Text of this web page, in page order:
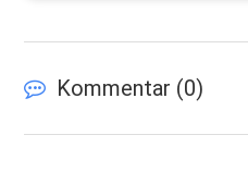
Kommentar (0)